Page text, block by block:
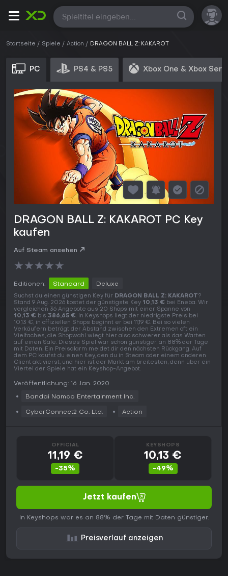
Alle
Startseite Spiele Action DRAGON BALL Z: KAKAROT
PC PS4 & PS5 Xbox One & Xbox
DRAGON BALL Z: KAKAROT PC Key
kaufen
Auf Steam ansehen
★★★★★
Editionen: Standard Deluxe
Suchst du einen günstigen Key für DRAGON BALL Z: KAKAROT?
Stand 9 Aug. 2026 kostet der günstigste Key 10,13 € bei Eneba. Wir
vergleichen 36 Angebote aus 20 Shops mit einer Spanne von
10,13 € bis 386,65 €. In Keyshops liegt der niedrigste Preis bei
10,13 €, in offiziellen Shops beginnt er bei 11,19 €. Bei so vielen
Verkäufern beträgt der Abstand zwischen den Extremen oft ein
Vielfaches, die Shopwahl wiegt hier also schwerer als das Warten
auf einen Sale. Dieses Spiel war schon günstiger, an 88% der Tage
mit Daten. Ein Preisalarm meldet dir den nächsten Rückgang. Auf
dem PC kaufst du einen Key, den du in Steam oder einem anderen
Client aktivierst, und hier ist der Markt am breitesten, denn über ein
Viertel der Spiele hat ein Keyshop-Angebot.
Veröffentlichung: 16 Jan. 2020
Bandai Namco Entertainment Inc.
CyberConnect2 Co. Ltd. Action
OFFICIAL
11,19 €
-35%
KEYSHOPS
10,13 €
-49%
Jetzt kaufen
In Keyshops war es an 88% der Tage mit Daten günstiger.
Preisverlauf anzeigen